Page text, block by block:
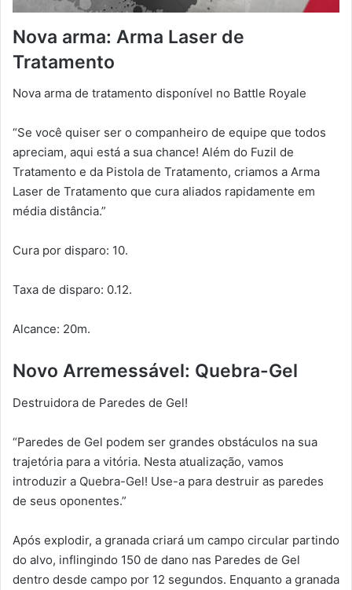
Nova arma: Arma Laser de
Tratamento
Nova arma de tratamento disponível no Battle Royale
“Se você quiser ser o companheiro de equipe que todos
apreciam, aqui está a sua chance! Além do Fuzil de
Tratamento e da Pistola de Tratamento, criamos a Arma
Laser de Tratamento que cura aliados rapidamente em
média distância.”
Cura por disparo: 10.
Taxa de disparo: 0.12.
Alcance: 20m.
Novo Arremessável: Quebra-Gel
Destruidora de Paredes de Gel!
“Paredes de Gel podem ser grandes obstáculos na sua
trajetória para a vitória. Nesta atualização, vamos
introduzir a Quebra-Gel! Use-a para destruir as paredes
de seus oponentes.”
Após explodir, a granada criará um campo circular partindo
do alvo, inflingindo 150 de dano nas Paredes de Gel
dentro desde campo por 12 segundos. Enquanto a granada